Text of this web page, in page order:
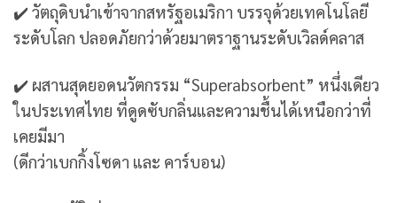
✔️ วัตถุดิบนำเข้าจากสหรัฐอเมริกา บรรจุด้วยเทคโนโลยี
ระดับโลก ปลอดภัยกว่าด้วยมาตราฐานระดับเวิลด์คลาส
✔️ ผสานสุดยอดนวัตกรรม “Superabsorbent” หนึ่งเดียว
ในประเทศไทย ที่ดูดซับกลิ่นและความชื้นได้เหนือกว่าที่
เคยมีมา
(ดีกว่าเบกกิ้งโซดา และ คาร์บอน)